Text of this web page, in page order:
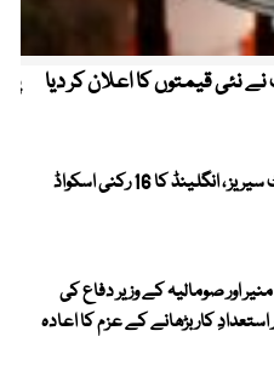
نئی قیمتوں کا اعلان کر دیا
پاکستان کیخلاف ٹیسٹ سیریز ، انگلینڈ کا 16 رکنی اسکواڈ
اور صومالیہ کے وزیر دفاع کی
کار بڑھانے کے عزم کا اعادہ